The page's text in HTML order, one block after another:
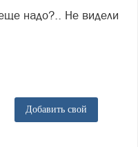
надо?.. Не видели
Добавить свой